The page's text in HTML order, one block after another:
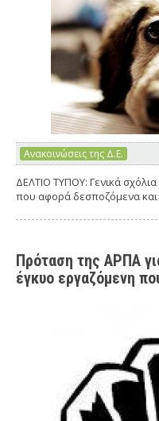
Ανακοινώσεις της Δ.Ε.
ΔΕΛΤΙΟ ΤΥΠΟΥ: Γενικά
που αφορά δεσποζόμενα
Πρόταση της ΑΡΠΑ
έγκυο εργαζόμενη